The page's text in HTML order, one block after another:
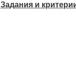
Задания и